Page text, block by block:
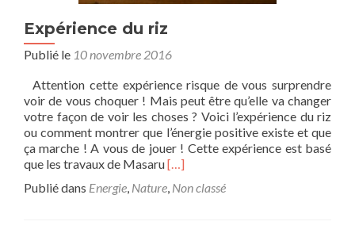
Expérience du riz
Publié le 10 novembre 2016
Attention cette expérience risque de vous surprendre
voir de vous choquer ! Mais peut être qu’elle va changer
votre façon de voir les choses ? Voici l’expérience du riz
ou comment montrer que l’énergie positive existe et que
ça marche ! A vous de jouer ! Cette expérience est basé
que les travaux de MasaruEn
plus
[…]
Publié dans Energie Nature Non classé